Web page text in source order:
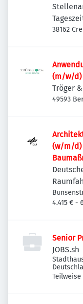
38162
(m/w/d)
Tröger
49593
(w/m/d)
4.415 € -
Senior
JOBS.sh